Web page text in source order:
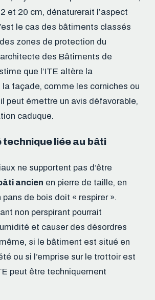
et 20 cm, dénaturerait l’aspect
le cas des bâtiments classés
zones de protection du
des Bâtiments de
que l’ITE altère la
façade, comme les corniches ou
peut émettre un avis défavorable,
caduque.
technique liée au bâti
ne supportent pas d’être
ancien en pierre de taille, en
pans de bois doit « respirer ».
non perspirant pourrait
et causer des désordres
si le bâtiment est situé en
ou si l’emprise sur le trottoir est
peut être techniquement